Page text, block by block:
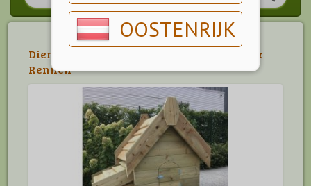
OOSTENRIJK
Dier
Hokken &
Rennen